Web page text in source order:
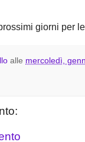
giorni per
alle mercoledì,